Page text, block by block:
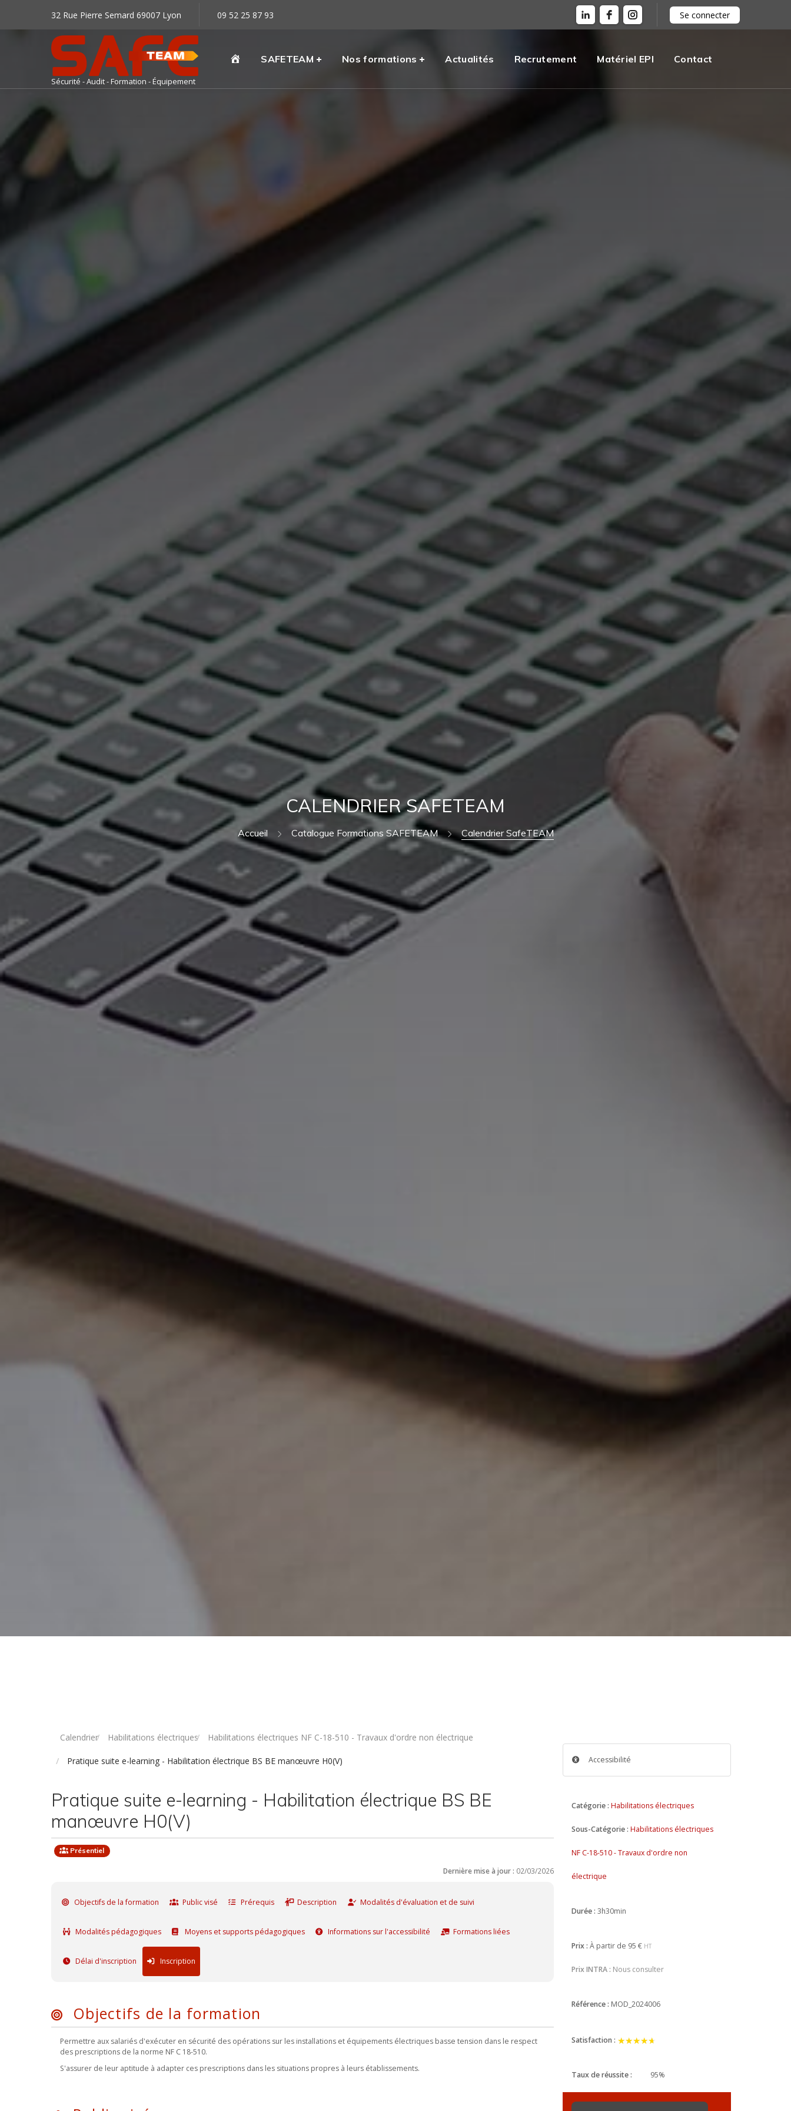
32 Rue Pierre Semard 69007 Lyon 09 52 25 87 93 Se connecter
AccueilSAFETEAM Nos formations Actualités Recrutement Matériel EPI Contact
CALENDRIER SAFETEAM
Accueil Catalogue Formations SAFETEAM Calendrier SafeTEAM
Calendrier Habilitations électriques Habilitations électriques NF C-18-510 - Travaux d'ordre non électrique
Pratique suite e-learning - Habilitation électrique BS BE manœuvre H0(V)
Pratique suite e-learning - Habilitation électrique BS BE
manœuvre H0(V)
Présentiel
Dernière mise à jour : 02/03/2026
Objectifs de la formation Public visé Prérequis Description Modalités d'évaluation et de suivi
Modalités pédagogiques Moyens et supports pédagogiques Informations sur l'accessibilité Formations liées
Délai d'inscription Inscription
Objectifs de la formation
Permettre aux salariés d'exécuter en sécurité des opérations sur les installations et équipements électriques basse tension dans le respect
des prescriptions de la norme NF C 18-510.
S'assurer de leur aptitude à adapter ces prescriptions dans les situations propres à leurs établissements.
Accessibilité
Catégorie : Habilitations électriques
Sous-Catégorie : Habilitations électriques
NF C-18-510 - Travaux d'ordre non
électrique
Durée : 3h30min
Prix : À partir de 95 € HT
Prix INTRA : Nous consulter
Référence : MOD_2024006
Satisfaction : ★★★★★
★★★★★
Taux de réussite : 95%